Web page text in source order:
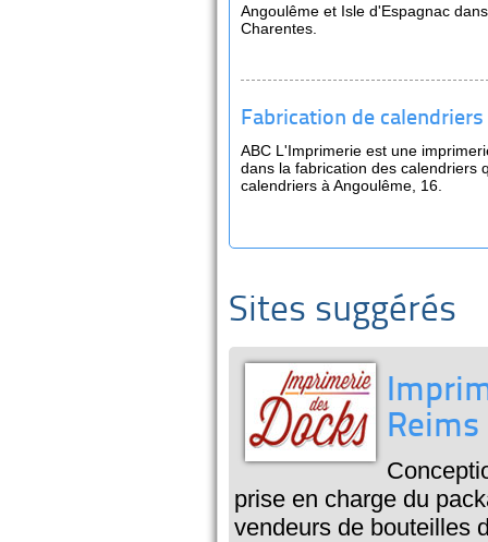
Angoulême et Isle d'Espagnac
Charentes.
Fabrication de calendriers
ABC L'Imprimerie est une
dans la fabrication des calendriers
calendriers à Angoulême, 16.
Sites suggérés
Reims
prise en charge du
vendeurs de bouteilles